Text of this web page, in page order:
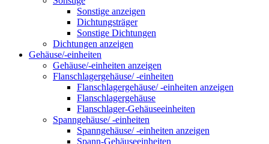
Sonstige anzeigen
Dichtungsträger
Sonstige Dichtungen
Dichtungen anzeigen
Gehäuse/-einheiten
Gehäuse/-einheiten anzeigen
Flanschlagergehäuse/ -einheiten
Flanschlagergehäuse/ -einheiten anzeigen
Flanschlagergehäuse
Flanschlager-Gehäuseeinheiten
Spanngehäuse/ -einheiten
Spanngehäuse/ -einheiten anzeigen
Spann-Gehäuseeinheiten